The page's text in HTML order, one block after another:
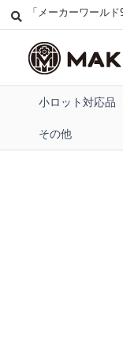
「メーカーワール
小ロット対応品
その他